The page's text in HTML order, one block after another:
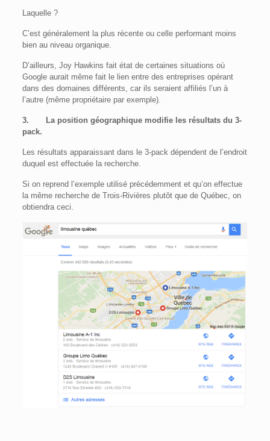
Laquelle ?
C’est généralement la plus récente ou celle performant moins
bien au niveau organique.
D’ailleurs, Joy Hawkins fait état de certaines situations où
Google aurait même fait le lien entre des entreprises opérant
dans des domaines différents, car ils seraient affiliés l’un à
l’autre (même propriétaire par exemple).
3. La position géographique modifie les résultats du 3-
pack.
Les résultats apparaissant dans le 3-pack dépendent de l’endroit
duquel est effectuée la recherche.
Si on reprend l’exemple utilisé précédemment et qu’on effectue
la même recherche de Trois-Rivières plutôt que de Québec, on
obtiendra ceci.